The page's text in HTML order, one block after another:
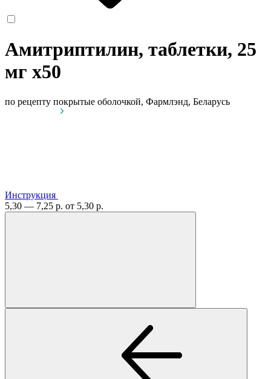
Амитриптилин, таблетки, 25
мг x50
по рецепту покрытые оболочкой, Фармлэнд, Беларусь
Инструкция
5,30 — 7,25 р. от 5,30 р.